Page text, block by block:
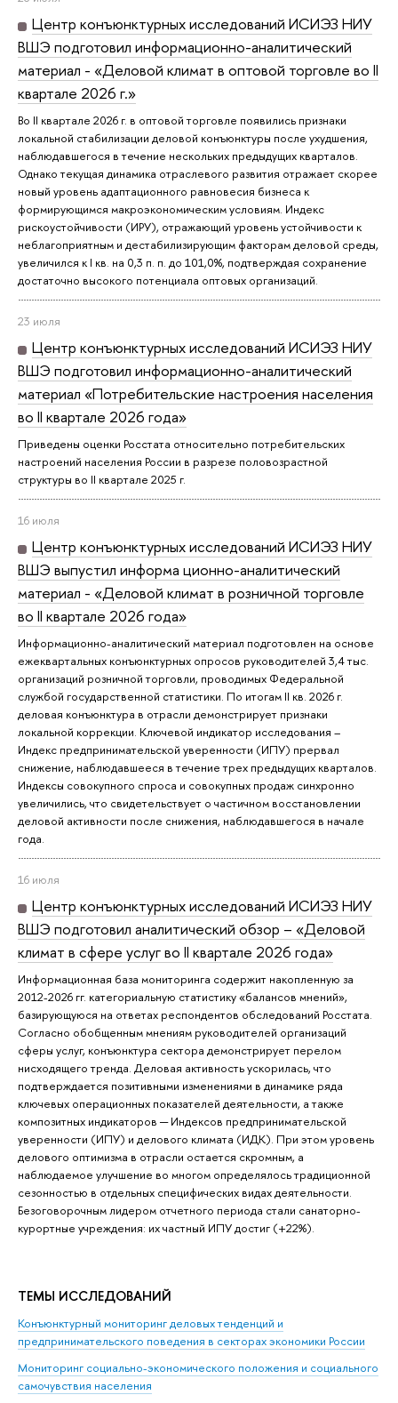
Центр конъюнктурных исследований ИСИЭЗ НИУ
ВШЭ подготовил информационно-аналитический
материал - «Деловой климат в оптовой торговле во II
квартале 2026 г.»
Во II квартале 2026 г. в оптовой торговле появились признаки
локальной стабилизации деловой конъюнктуры после ухудшения,
наблюдавшегося в течение нескольких предыдущих кварталов.
Однако текущая динамика отраслевого развития отражает скорее
новый уровень адаптационного равновесия бизнеса к
формирующимся макроэкономическим условиям. Индекс
рискоустойчивости (ИРУ), отражающий уровень устойчивости к
неблагоприятным и дестабилизирующим факторам деловой среды,
увеличился к I кв. на 0,3 п. п. до 101,0%, подтверждая сохранение
достаточно высокого потенциала оптовых организаций.
23 июля
Центр конъюнктурных исследований ИСИЭЗ НИУ
ВШЭ подготовил информационно-аналитический
материал «Потребительские настроения населения
во II квартале 2026 года»
Приведены оценки Росстата относительно потребительских
настроений населения России в разрезе половозрастной
структуры во II квартале 2025 г.
16 июля
Центр конъюнктурных исследований ИСИЭЗ НИУ
ВШЭ выпустил информа ционно-аналитический
материал - «Деловой климат в розничной торговле
во II квартале 2026 года»
Информационно-аналитический материал подготовлен на основе
ежеквартальных конъюнктурных опросов руководителей 3,4 тыс.
организаций розничной торговли, проводимых Федеральной
службой государственной статистики. По итогам II кв. 2026 г.
деловая конъюнктура в отрасли демонстрирует признаки
локальной коррекции. Ключевой индикатор исследования –
Индекс предпринимательской уверенности (ИПУ) прервал
снижение, наблюдавшееся в течение трех предыдущих кварталов.
Индексы совокупного спроса и совокупных продаж синхронно
увеличились, что свидетельствует о частичном восстановлении
деловой активности после снижения, наблюдавшегося в начале
года.
16 июля
Центр конъюнктурных исследований ИСИЭЗ НИУ
ВШЭ подготовил аналитический обзор – «Деловой
климат в сфере услуг во II квартале 2026 года»
Информационная база мониторинга содержит накопленную за
2012-2026 гг. категориальную статистику «балансов мнений»,
базирующуюся на ответах респондентов обследований Росстата.
Согласно обобщенным мнениям руководителей организаций
сферы услуг, конъюнктура сектора демонстрирует перелом
нисходящего тренда. Деловая активность ускорилась, что
подтверждается позитивными изменениями в динамике ряда
ключевых операционных показателей деятельности, а также
композитных индикаторов ─ Индексов предпринимательской
уверенности (ИПУ) и делового климата (ИДК). При этом уровень
делового оптимизма в отрасли остается скромным, а
наблюдаемое улучшение во многом определялось традиционной
сезонностью в отдельных специфических видах деятельности.
Безоговорочным лидером отчетного периода стали санаторно-
курортные учреждения: их частный ИПУ достиг (+22%).
ТЕМЫ ИССЛЕДОВАНИЙ
Конъюнктурный мониторинг деловых тенденций и
предпринимательского поведения в секторах экономики России
Мониторинг социально-экономического положения и социального
самочувствия населения